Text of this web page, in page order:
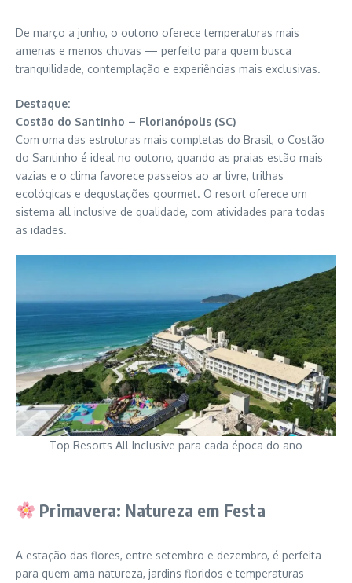
De março a junho, o outono oferece temperaturas mais
amenas e menos chuvas — perfeito para quem busca
tranquilidade, contemplação e experiências mais exclusivas.
Destaque:
Costão do Santinho – Florianópolis (SC)
Com uma das estruturas mais completas do Brasil, o Costão
do Santinho é ideal no outono, quando as praias estão mais
vazias e o clima favorece passeios ao ar livre, trilhas
ecológicas e degustações gourmet. O resort oferece um
sistema all inclusive de qualidade, com atividades para todas
as idades.
Top Resorts All Inclusive para cada época do ano
Primavera: Natureza em Festa
A estação das flores, entre setembro e dezembro, é perfeita
para quem ama natureza, jardins floridos e temperaturas